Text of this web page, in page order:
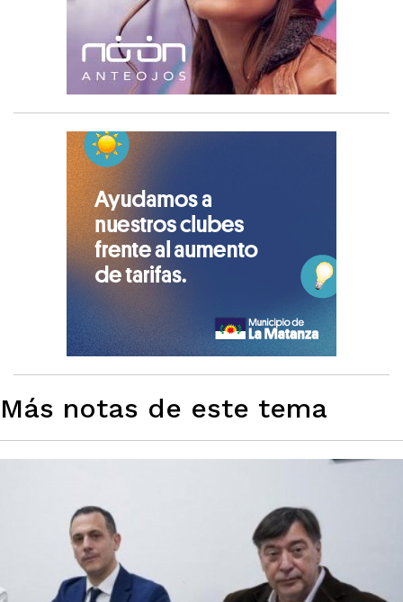
Más notas de este tema